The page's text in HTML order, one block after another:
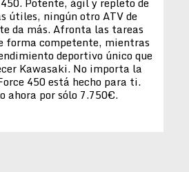
útiles, ningún otro ATV de
da más. Afronta las tareas
forma competente, mientras
deportivo único que
Kawasaki. No importa la
450 está hecho para ti.
ahora por sólo 7.750€.